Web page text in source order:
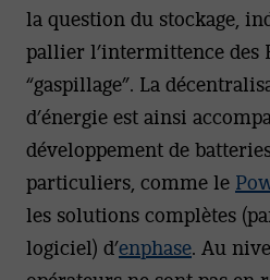
la question du stockage,
pallier l’intermittence des
“gaspillage”. La
d’énergie est ainsi
développement de
particuliers, comme le
les solutions complètes
logiciel) d’enphase. Au